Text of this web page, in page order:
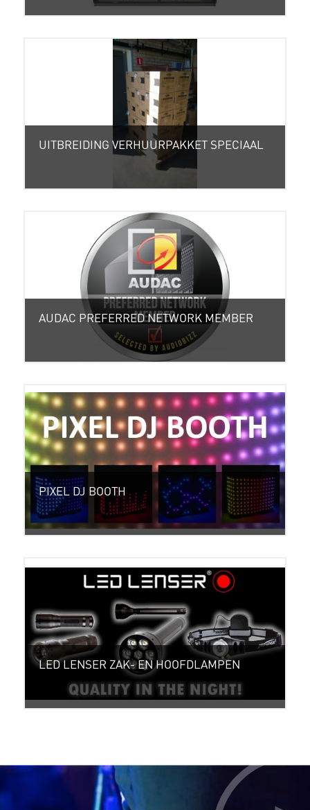
UITBREIDING VERHUURPAKKET SPECIAAL
AUDAC PREFERRED NETWORK MEMBER
PIXEL DJ BOOTH
LED LENSER ZAK- EN HOOFDLAMPEN